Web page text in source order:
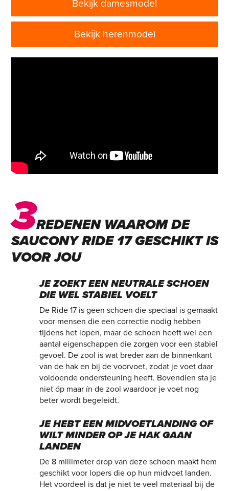
Bekijk damesmodel
Bekijk herenmodel
3REDENEN WAAROM DE
SAUCONY RIDE 17 GESCHIKT IS
VOOR JOU
JE ZOEKT EEN NEUTRALE SCHOEN
DIE WEL STABIEL VOELT
De Ride 17 is geen schoen die speciaal is gemaakt
voor mensen die een correctie nodig hebben
tijdens het lopen, maar de schoen heeft wel een
aantal eigenschappen die zorgen voor een stabiel
gevoel. De zool is wat breder aan de binnenkant
van de hak en bij de voorvoet, zodat je voet daar
voldoende ondersteuning heeft. Bovendien sta je
niet óp maar ín de zool waardoor je voet nog
beter wordt begeleidt.
JE HEBT EEN MIDVOETLANDING OF
WILT MINDER OP JE HAK GAAN
LANDEN
De 8 millimeter drop van deze schoen maakt hem
geschikt voor lopers die op hun midvoet landen.
Het voordeel is dat je niet te veel materiaal bij de